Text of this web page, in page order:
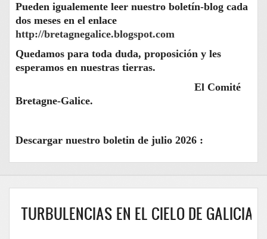
Pueden igualemente leer nuestro boletín-blog cada
dos meses en el enlace
http://bretagnegalice.blogspot.com
Quedamos para toda duda, proposición y les
esperamos en nuestras tierras.
El Comité
Bretagne-Galice.
Descargar nuestro boletin de julio 2026 :
EN EL CIELO DE GALICIA :